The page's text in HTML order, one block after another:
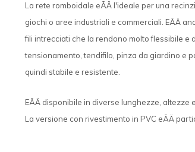
La rete romboidale eÃÄ l'ideale per una
giochi o aree industriali e commerciali. EÃÄ
fili intrecciati che la rendono molto flessibile e
tensionamento, tendifilo, pinza da giardino e
quindi stabile e resistente.
EÃÄ disponibile in diverse lunghezze,
La versione con rivestimento in PVC eÃÄ